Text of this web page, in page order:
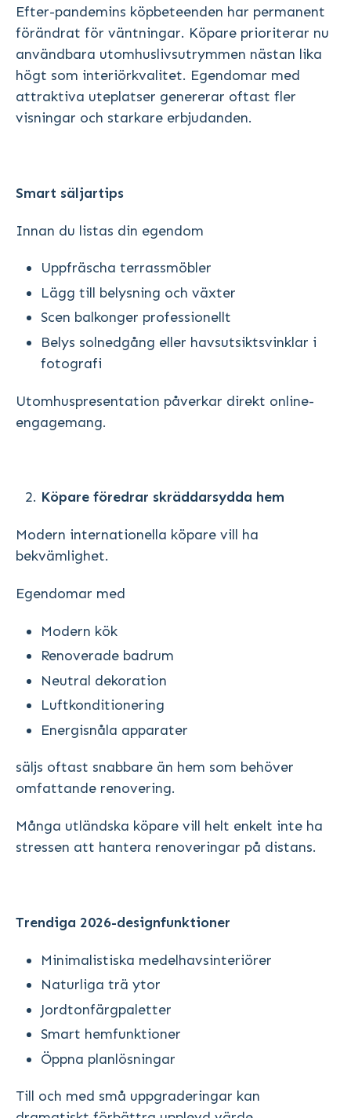
Efter-pandemins köpbeteenden har permanent
förändrat för väntningar. Köpare prioriterar nu
användbara utomhuslivsutrymmen nästan lika
högt som interiörkvalitet. Egendomar med
attraktiva uteplatser genererar oftast fler
visningar och starkare erbjudanden.
Smart säljartips
Innan du listas din egendom
Uppfräscha terrassmöbler
Lägg till belysning och växter
Scen balkonger professionellt
Belys solnedgång eller havsutsiktsvinklar i
fotografi
Utomhuspresentation påverkar direkt online-
engagemang.
Köpare föredrar skräddarsydda hem
Modern internationella köpare vill ha
bekvämlighet.
Egendomar med
Modern kök
Renoverade badrum
Neutral dekoration
Luftkonditionering
Energisnåla apparater
säljs oftast snabbare än hem som behöver
omfattande renovering.
Många utländska köpare vill helt enkelt inte ha
stressen att hantera renoveringar på distans.
Trendiga 2026-designfunktioner
Minimalistiska medelhavsinteriörer
Naturliga trä ytor
Jordtonfärgpaletter
Smart hemfunktioner
Öppna planlösningar
Till och med små uppgraderingar kan